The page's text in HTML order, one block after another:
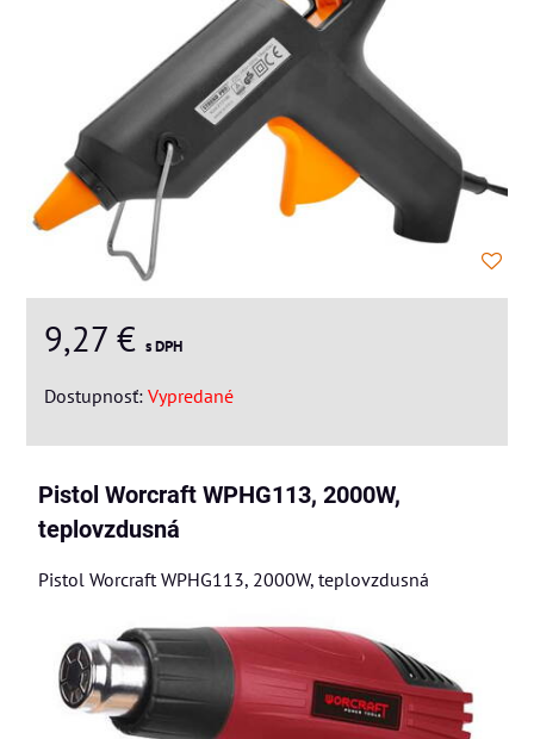
9,27 € s DPH
Dostupnosť: Vypredané
Pistol Worcraft WPHG113, 2000W,
teplovzdusná
Pistol Worcraft WPHG113, 2000W, teplovzdusná